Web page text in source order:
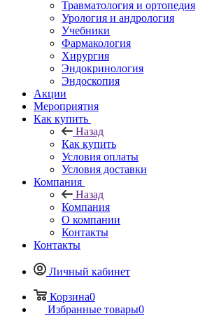
Травматология и ортопедия
Урология и андрология
Учебники
Фармакология
Хирургия
Эндокринология
Эндоскопия
Акции
Мероприятия
Как купить
Назад
Как купить
Условия оплаты
Условия доставки
Компания
Назад
Компания
О компании
Контакты
Контакты
Личный кабинет
Корзина0
Избранные товары0